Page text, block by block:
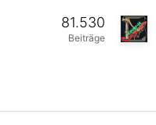
81.530
Beiträge